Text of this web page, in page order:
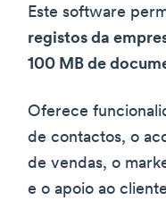
Este software
registos da
100 MB de
Oferece
de contactos, o
de vendas, o
e o apoio ao